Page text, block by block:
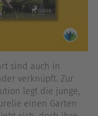
sind auch in
verknüpft. Zur
legt die junge,
einen Garten